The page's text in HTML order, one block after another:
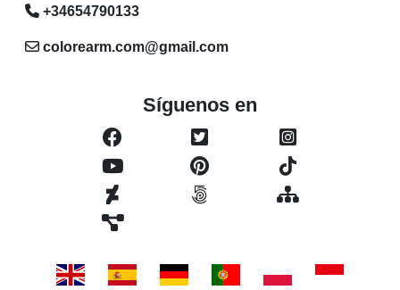
+34654790133
colorearm.com@gmail.com
Síguenos en